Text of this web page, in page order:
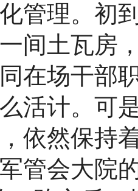
管理。初
间土瓦房
在场干部
活计。可
依然保持
管会大院